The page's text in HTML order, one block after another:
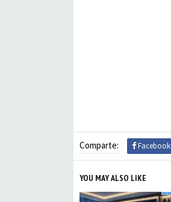
Comparte: Facebook
YOU MAY ALSO LIKE